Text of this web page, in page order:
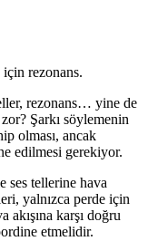
için rezonans.
rezonans… yine de
Şarkı söylemenin
olması, ancak
edilmesi gerekiyor.
ses tellerine hava
yalnızca perde için
akışına karşı doğru
etmelidir.